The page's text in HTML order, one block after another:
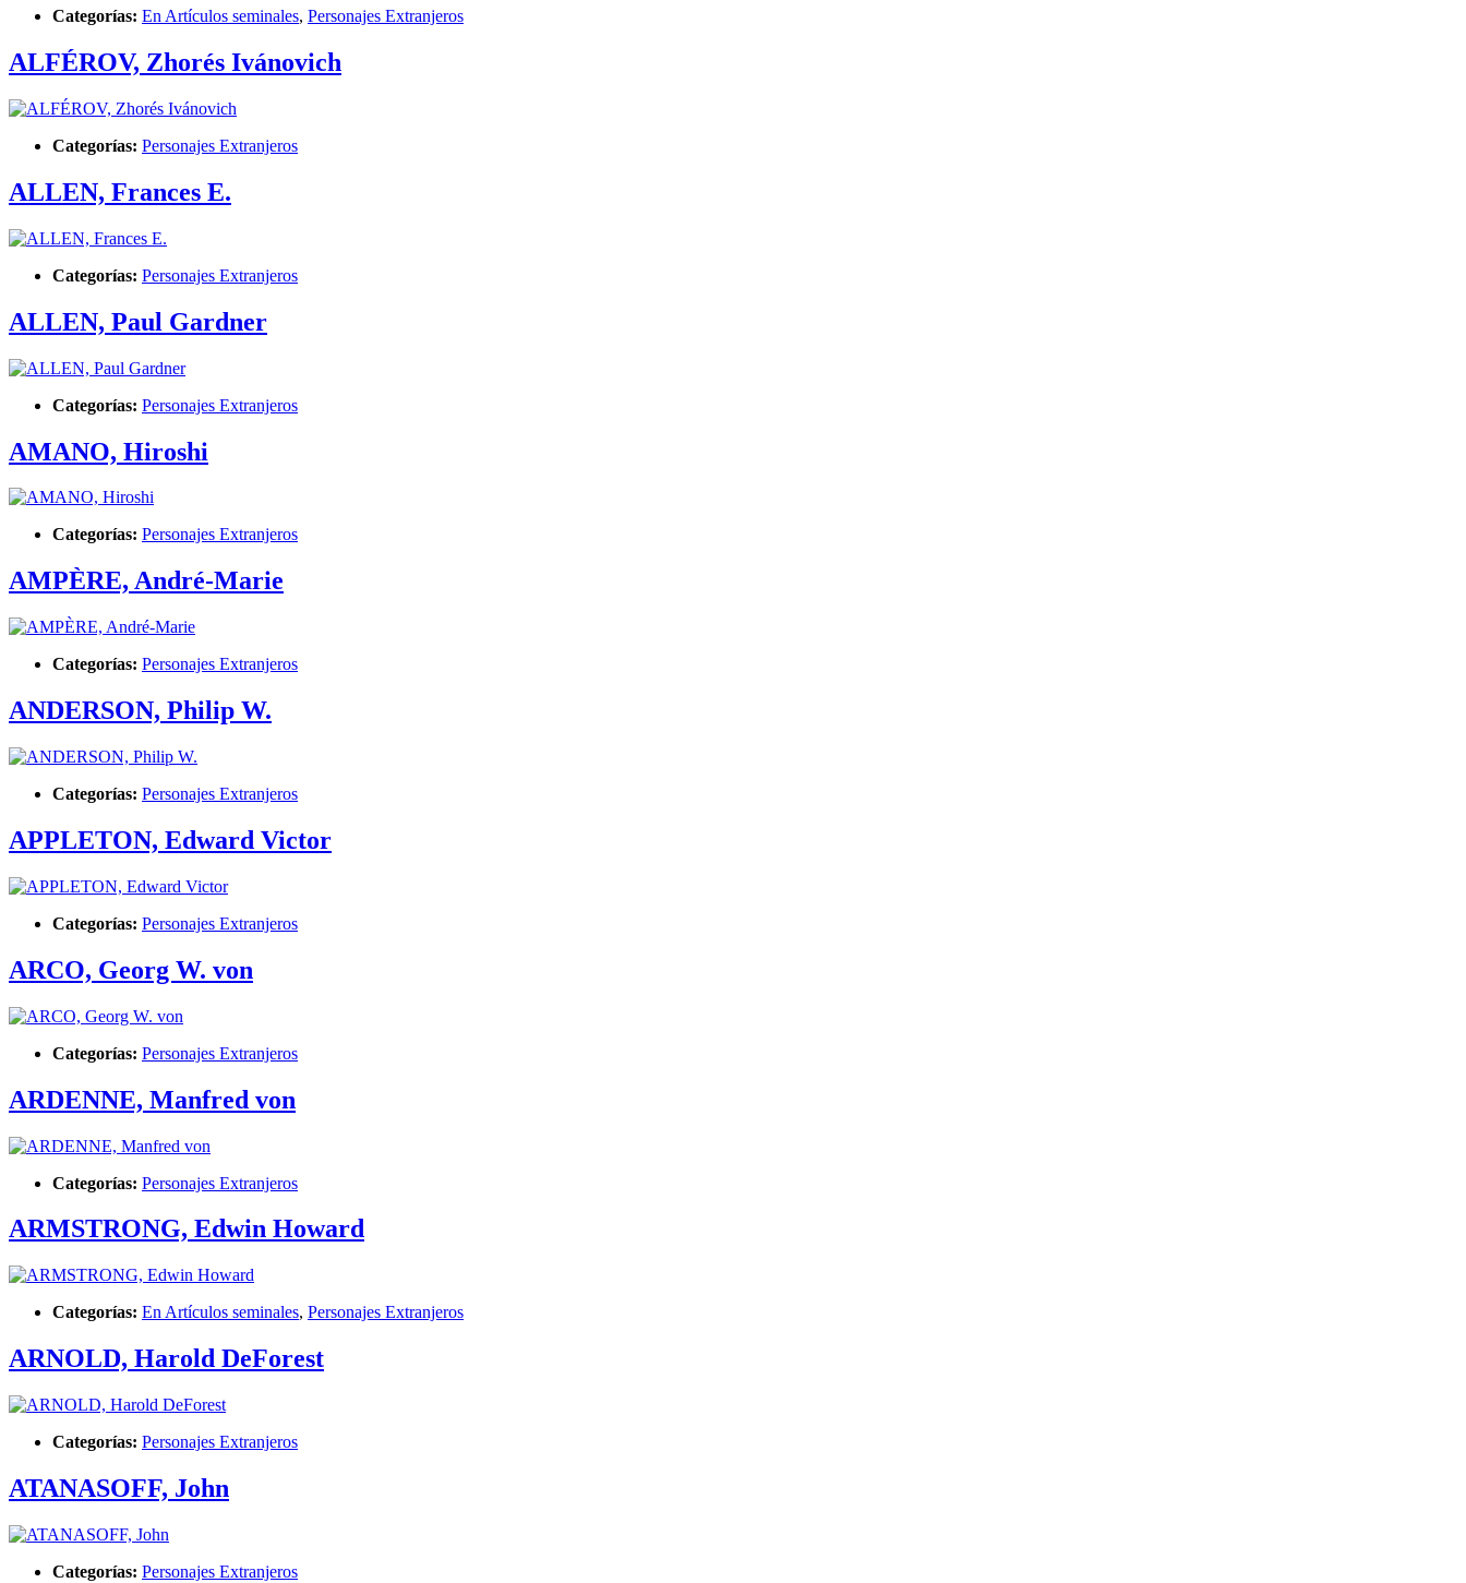
Categorías: En Artículos seminales, Personajes Extranjeros
ALFÉROV, Zhorés Ivánovich
Categorías: Personajes Extranjeros
ALLEN, Frances E.
Categorías: Personajes Extranjeros
ALLEN, Paul Gardner
Categorías: Personajes Extranjeros
AMANO, Hiroshi
Categorías: Personajes Extranjeros
AMPÈRE, André-Marie
Categorías: Personajes Extranjeros
ANDERSON, Philip W.
Categorías: Personajes Extranjeros
APPLETON, Edward Victor
Categorías: Personajes Extranjeros
ARCO, Georg W. von
Categorías: Personajes Extranjeros
ARDENNE, Manfred von
Categorías: Personajes Extranjeros
ARMSTRONG, Edwin Howard
Categorías: En Artículos seminales, Personajes Extranjeros
ARNOLD, Harold DeForest
Categorías: Personajes Extranjeros
ATANASOFF, John
Categorías: Personajes Extranjeros